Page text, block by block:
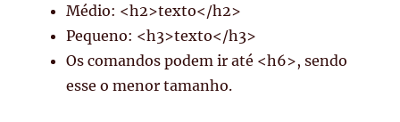
Médio: <h2>texto</h2>
Pequeno: <h3>texto</h3>
Os comandos podem ir até <h6>, sendo
esse o menor tamanho.